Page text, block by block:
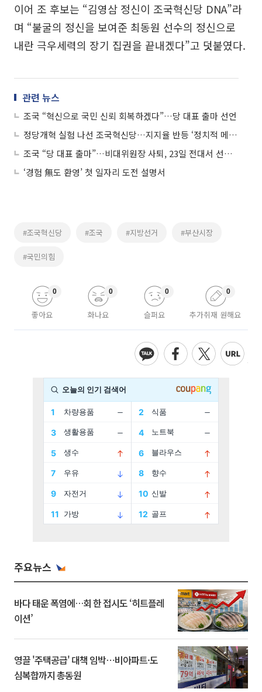
이어 조 후보는 “김영삼 정신이 조국혁신당 DNA”라
며 “불굴의 정신을 보여준 최동원 선수의 정신으로
내란 극우세력의 장기 집권을 끝내겠다”고 덧붙였다.
관련 뉴스
조국 “혁신으로 국민 신뢰 회복하겠다”…당 대표 출마 선언
정당개혁 실험 나선 조국혁신당…지지율 반등 ‘정치적 메기’ 이룰까
조국 “당 대표 출마”…비대위원장 사퇴, 23일 전대서 선출 유력
‘경험 無도 환영’ 첫 일자리 도전 설명서
#조국혁신당 #조국 #지방선거 #부산시장
#국민의힘
좋아요
0
화나요
0
슬퍼요
0
추가취재 원해요
0
주요뉴스
바다 태운 폭염에…회 한 접시도 ‘히트플레
이션’
영끌 '주택공급' 대책 임박⋯비아파트·도
심복합까지 총동원